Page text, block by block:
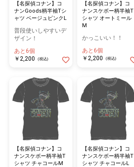
【名探偵コナン】コ
ナンGoods柄半袖Tシ
ャツ ベージュピンクL
普段使いしやすいデ
ザイン！
あと6個
￥2,200
(税込)
【名探偵コナン】コ
ナンスケボー柄半袖T
シャツ オートミール
M
かっこいい！！
あと6個
￥2,200
(税込)
【名探偵コナン】コ
ナンスケボー柄半袖T
シャツ チャコールM
【名探偵コナン】コ
ナンスケボー柄半袖T
シャツ チャコールL